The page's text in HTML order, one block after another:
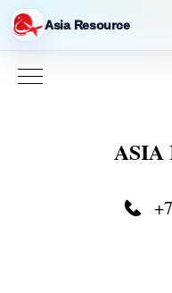
Asia Resource
ASIA